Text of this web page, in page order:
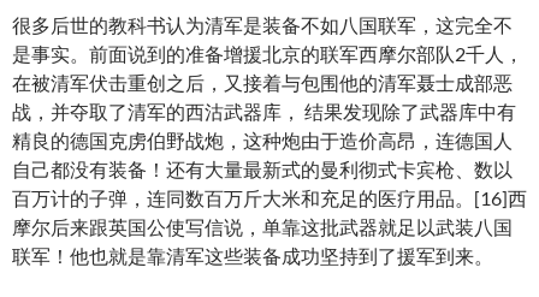
很多后世的教科书认为清军是装备不如八国联军，这完全不
是事实。前面说到的准备增援北京的联军西摩尔部队2千人，
在被清军伏击重创之后，又接着与包围他的清军聂士成部恶
战，并夺取了清军的西沽武器库， 结果发现除了武器库中有
精良的德国克虏伯野战炮，这种炮由于造价高昂，连德国人
自己都没有装备！还有大量最新式的曼利彻式卡宾枪、数以
百万计的子弹，连同数百万斤大米和充足的医疗用品。[16]西
摩尔后来跟英国公使写信说，单靠这批武器就足以武装八国
联军！他也就是靠清军这些装备成功坚持到了援军到来。